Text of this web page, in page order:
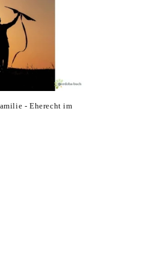
- Eherecht im